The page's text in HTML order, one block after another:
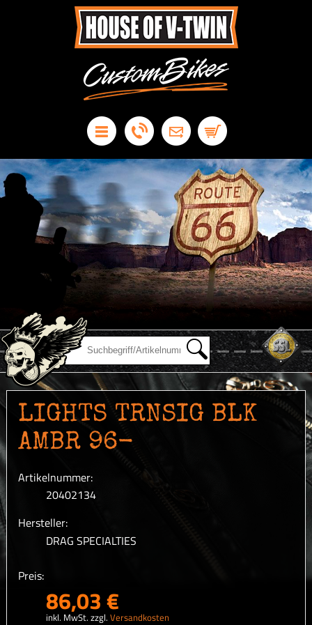
LIGHTS TRNSIG BLK
AMBR 96-
Artikelnummer:
20402134
Hersteller:
DRAG SPECIALTIES
Preis:
86,03 €
inkl. MwSt. zzgl. Versandkosten